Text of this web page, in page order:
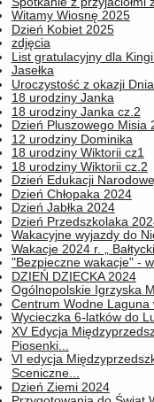
Witamy Wiosnę 2025
Dzień Kobiet 2025
zdjęcia
List gratulacyjny dla Kingi
Jasełka
Uroczystość z okazji Dnia
18 urodziny Janka
18 urodziny Janka cz.2
Dzień Pluszowego Misia
12 urodziny Dominika
18 urodziny Wiktorii cz1
18 urodziny Wiktorii cz.2
Dzień Edukacji
Dzień Chłopaka 2024
Dzień Jabłka 2024
Dzień Przedszkolaka
Wakacyjne wyjazdy do
Wakacje 2024 r. „
"Bezpieczne wakacje" -
DZIEŃ DZIECKA 2024
Ogólnopolskie Igrzyska
Centrum Wodne Laguna
Wycieczka 6-latków do
XV Edycja
Piosenki...
VI edycja
Sceniczne...
Dzień Ziemi 2024